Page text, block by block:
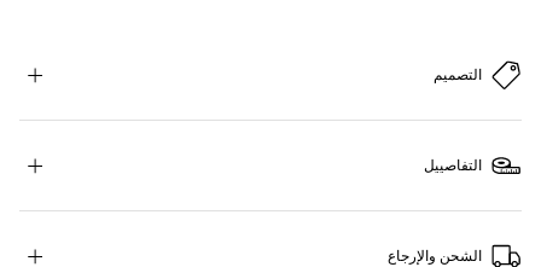
التصميم
التفاصييل
الشحن والإرجاع